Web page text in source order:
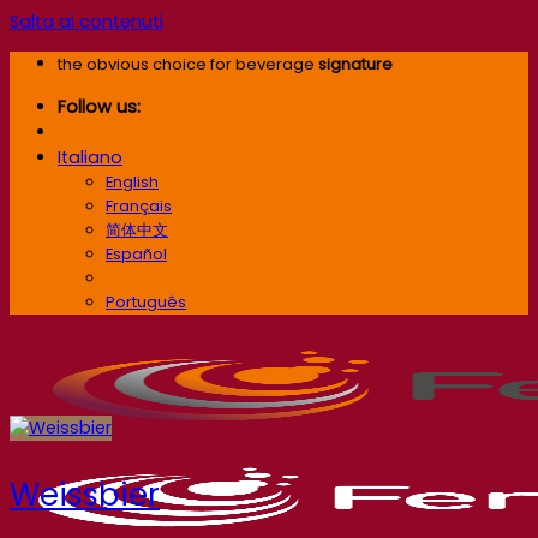
Salta ai contenuti
the obvious choice for beverage signature
Follow us:
Italiano
English
Français
简体中文
Español
Português
Weissbier